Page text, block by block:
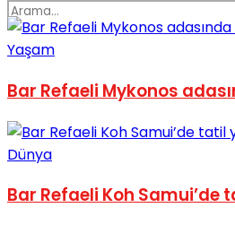
No Result
Yaşam
Bar Refaeli Mykonos
Dünya
Bar Refaeli Koh Samui’de